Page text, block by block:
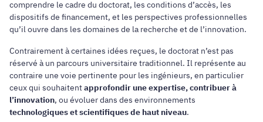
comprendre le cadre du doctorat, les conditions d’accès, les
dispositifs de financement, et les perspectives professionnelles
qu’il ouvre dans les domaines de la recherche et de l’innovation.
Contrairement à certaines idées reçues, le doctorat n’est pas
réservé à un parcours universitaire traditionnel. Il représente au
contraire une voie pertinente pour les ingénieurs, en particulier
ceux qui souhaitentapprofondir une expertise, contribuer à
l’innovation, ou évoluer dans des environnements
technologiques et scientifiques de haut niveau.